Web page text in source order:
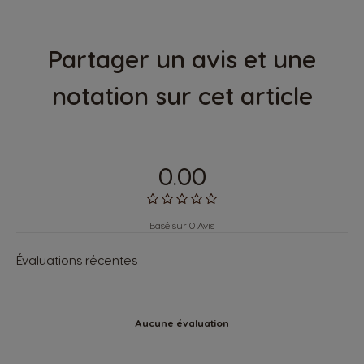
Partager un avis et une
notation sur cet article
0.00
Basé sur 0 Avis
Évaluations récentes
Aucune évaluation